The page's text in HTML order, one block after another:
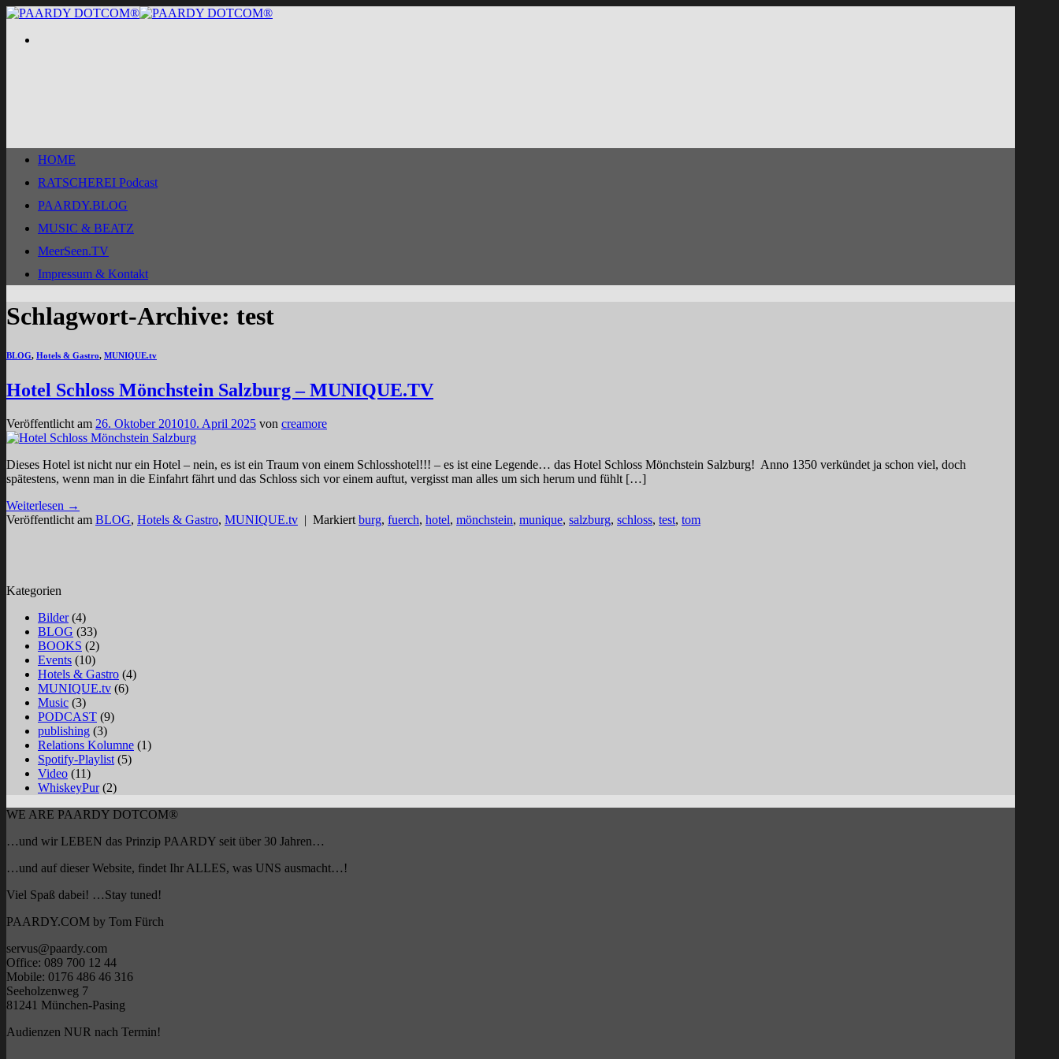
Zum
springen
HOME
RATSCHEREI Podcast
PAARDY.BLOG
MUSIC & BEATZ
MeerSeen.TV
Impressum & Kontakt
Schlagwort-Archive: test
BLOG, Hotels & Gastro, MUNIQUE.tv
Hotel Schloss Mönchstein Salzburg – MUNIQUE.TV
Veröffentlicht am 26. Oktober 201010. April 2025 von creamore
Dieses Hotel ist nicht nur ein Hotel – nein, es ist ein Traum von einem Schlosshotel!!! – es ist eine Legende… das Hotel Schloss Mönchstein Salzburg! Anno 1350 verkündet ja schon viel, doch
spätestens, wenn man in die Einfahrt fährt und das Schloss sich vor einem auftut, vergisst man alles um sich herum und fühlt […]
Weiterlesen →
Veröffentlicht am BLOG, Hotels & Gastro, MUNIQUE.tv | Markiert burg, fuerch, hotel, mönchstein, munique, salzburg, schloss, test, tom
Kategorien
Bilder(4)
BLOG (33)
BOOKS (2)
Events (10)
Hotels & Gastro (4)
MUNIQUE.tv (6)
Music (3)
PODCAST (9)
publishing (3)
Relations Kolumne (1)
Spotify-Playlist (5)
Video (11)
WhiskeyPur(2)
WE ARE PAARDY DOTCOM®
…und wir LEBEN das Prinzip PAARDY seit über 30 Jahren…
…und auf dieser Website, findet Ihr ALLES, was UNS ausmacht…!
Viel Spaß dabei! …Stay tuned!
PAARDY.COM by Tom Fürch
servus@paardy.com
Office: 089 700 12 44
Mobile: 0176 486 46 316
Seeholzenweg 7
81241 München-Pasing
Audienzen NUR nach Termin!